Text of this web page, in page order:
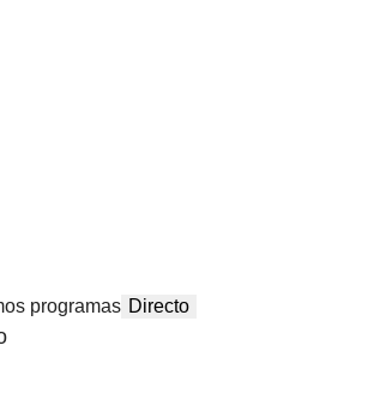
programas Directo